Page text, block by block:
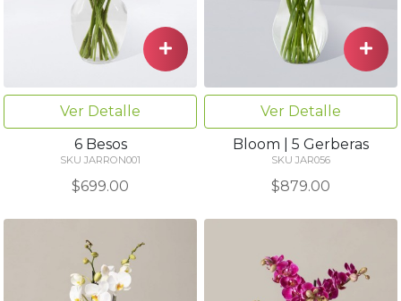
Ver Detalle
6 Besos
SKU JARRON001
$699.00
Ver Detalle
Bloom | 5 Gerberas
SKU JAR056
$879.00